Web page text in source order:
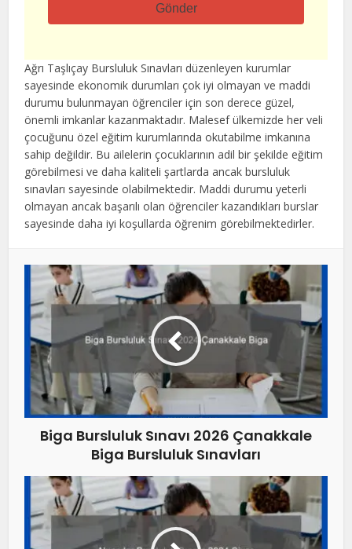
Gönder
alan
boş
bırakılmalıdır
Ağrı Taşlıçay Bursluluk Sınavları düzenleyen kurumlar
sayesinde ekonomik durumları çok iyi olmayan ve maddi
durumu bulunmayan öğrenciler için son derece güzel,
önemli imkanlar kazanmaktadır. Malesef ülkemizde her veli
çocuğunu özel eğitim kurumlarında okutabilme imkanına
sahip değildir. Bu ailelerin çocuklarının adil bir şekilde eğitim
görebilmesi ve daha kaliteli şartlarda ancak bursluluk
sınavları sayesinde olabilmektedir. Maddi durumu yeterli
olmayan ancak başarılı olan öğrenciler kazandıkları burslar
sayesinde daha iyi koşullarda öğrenim görebilmektedirler.
Biga Bursluluk Sınavı 2026 Çanakkale
Biga Bursluluk Sınavları